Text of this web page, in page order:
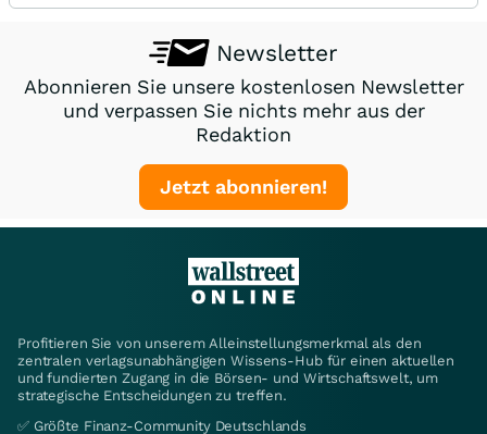
Newsletter
Abonnieren Sie unsere kostenlosen Newsletter
und verpassen Sie nichts mehr aus der
Redaktion
Jetzt abonnieren!
Profitieren Sie von unserem Alleinstellungsmerkmal als den
zentralen verlagsunabhängigen Wissens-Hub für einen aktuellen
und fundierten Zugang in die Börsen- und Wirtschaftswelt, um
strategische Entscheidungen zu treffen.
✅ Größte Finanz-Community Deutschlands